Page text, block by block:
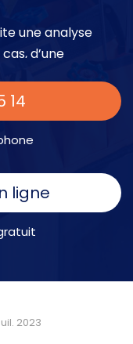
une analyse
d’une
14
ligne
2023